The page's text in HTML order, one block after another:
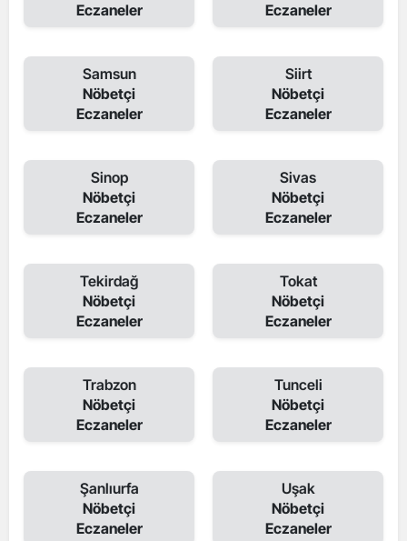
Eczaneler
Eczaneler
Samsun
Nöbetçi
Eczaneler
Siirt
Nöbetçi
Eczaneler
Sinop
Nöbetçi
Eczaneler
Sivas
Nöbetçi
Eczaneler
Tekirdağ
Nöbetçi
Eczaneler
Tokat
Nöbetçi
Eczaneler
Trabzon
Nöbetçi
Eczaneler
Tunceli
Nöbetçi
Eczaneler
Şanlıurfa
Nöbetçi
Eczaneler
Uşak
Nöbetçi
Eczaneler